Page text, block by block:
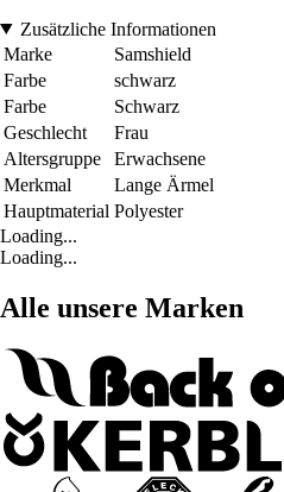
Zusätzliche Informationen
Marke
Samshield
Farbe
schwarz
Farbe
Schwarz
Geschlecht
Frau
Altersgruppe
Erwachsene
Merkmal
Lange Ärmel
Hauptmaterial Polyester
Loading...
Loading...
Alle unsere Marken